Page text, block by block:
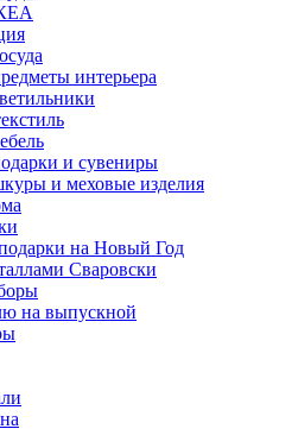
интерьера
и сувениры
и меховые изделия
на Новый Год
Сваровски
на выпускной